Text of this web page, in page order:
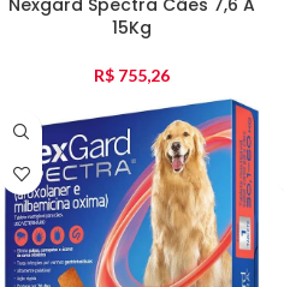
Nexgard Spectra Cães 7,6 A
15Kg
R$ 755,26